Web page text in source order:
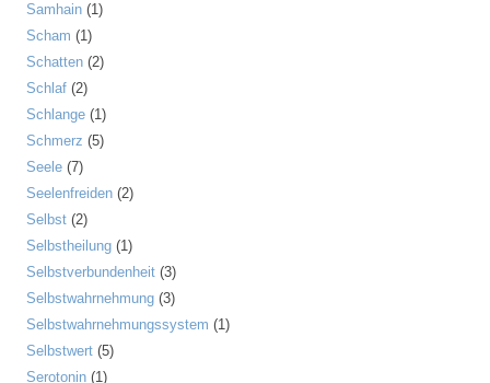
Samhain (1)
Scham (1)
Schatten (2)
Schlaf (2)
Schlange (1)
Schmerz (5)
Seele (7)
Seelenfreiden (2)
Selbst (2)
Selbstheilung (1)
Selbstverbundenheit (3)
Selbstwahrnehmung (3)
Selbstwahrnehmungssystem (1)
Selbstwert (5)
Serotonin (1)